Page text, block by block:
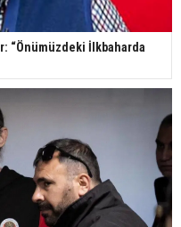
“Önümüzdeki İlkbaharda